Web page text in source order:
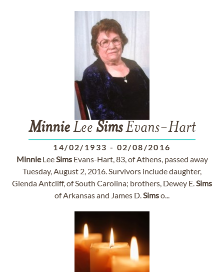
MinnieLee SimsEvans-Hart
14/02/1933 - 02/08/2016
MinnieLeeSimsEvans-Hart, 83, of Athens, passed away
Tuesday, August 2, 2016. Survivors include daughter,
Glenda Antcliff, of South Carolina; brothers, Dewey E.Sims
of Arkansas and James D.Simso...